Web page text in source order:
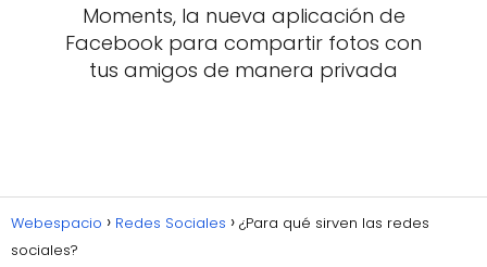
Moments, la nueva aplicación de
Facebook para compartir fotos con
tus amigos de manera privada
Webespacio Redes Sociales
¿Para qué sirven las redes
sociales?